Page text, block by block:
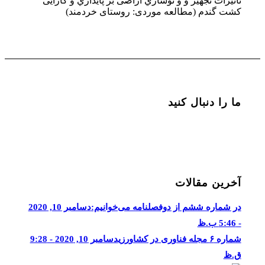
کشت گندم (مطالعه موردی: روستای خردمند)
ما را دنبال کنید
آخرین مقالات
در شماره ششم از دوفصلنامه می‌خوانیم:
دسامبر 10, 2020
- 5:46 ب.ظ
شماره ۶ مجله فناوری در کشاورزی
دسامبر 10, 2020 - 9:28
ق.ظ